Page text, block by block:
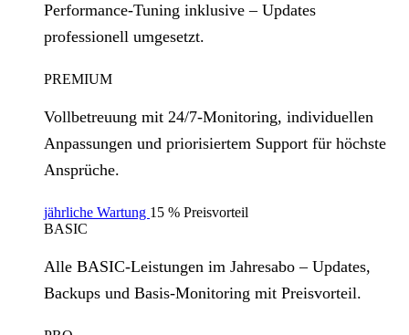
Performance‑Tuning inklusive – Updates
professionell umgesetzt.
PREMIUM
Vollbetreuung mit 24/7‑Monitoring, individuellen
Anpassungen und priorisiertem Support für höchste
Ansprüche.
jährliche Wartung 15 % Preisvorteil
BASIC
Alle BASIC‑Leistungen im Jahresabo – Updates,
Backups und Basis‑Monitoring mit Preisvorteil.